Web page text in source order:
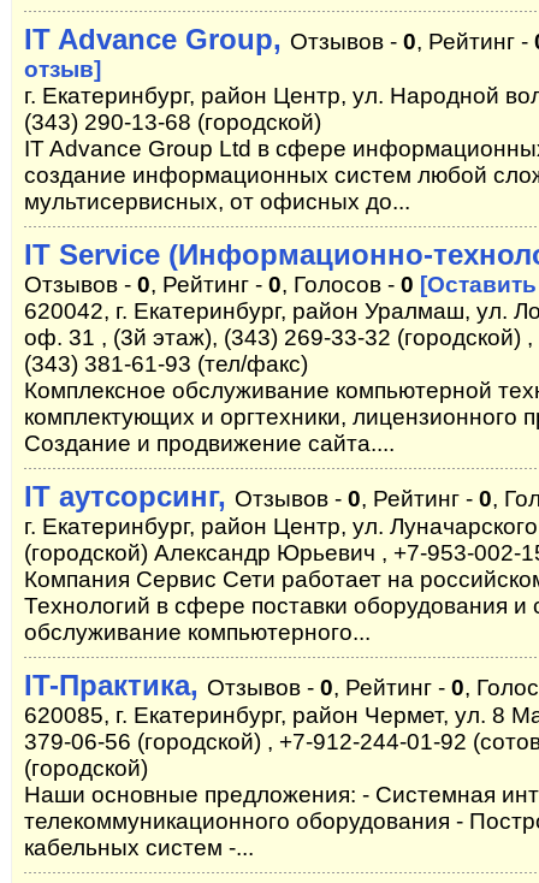
IT Advance Group, Отзывов - 0, Рейтинг -
отзыв]
г. Екатеринбург, район Центр, ул. Народной
(343) 290-13-68 (городской)
IT Advance Group Ltd в сфере
создание информационных систем любой
мультисервисных, от офисных до...
IT Service (Информационно-
Отзывов - 0, Рейтинг - 0, Голосов - 0
620042, г. Екатеринбург, район Уралмаш, ул.
оф. 31 , (3й этаж), (343) 269-33-32 (городской)
(343) 381-61-93 (тел/факс)
Комплексное обслуживание компьютерной
комплектующих и оргтехники, лицензионного
Создание и продвижение сайта....
IT аутсорсинг, Отзывов - 0, Рейтинг - 0,
г. Екатеринбург, район Центр, ул.
(городской) Александр Юрьевич , +7-953-002-
Компания Сервис Сети работает на
Технологий в сфере поставки оборудования и
обслуживание компьютерного...
IT-Практика, Отзывов - 0, Рейтинг - 0,
620085, г. Екатеринбург, район Чермет, ул. 8
379-06-56 (городской) , +7-912-244-01-92
(городской)
Наши основные предложения: - Системная
телекоммуникационного оборудования -
кабельных систем -...